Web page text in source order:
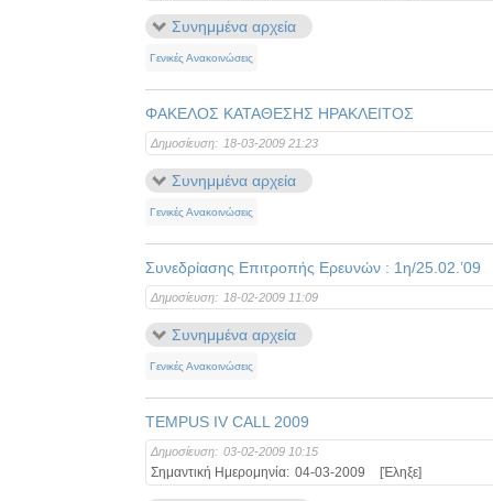
Συνημμένα αρχεία
Γενικές Ανακοινώσεις
ΦΑΚΕΛΟΣ ΚΑΤΑΘΕΣΗΣ ΗΡΑΚΛΕΙΤΟΣ
Δημοσίευση: 18-03-2009 21:23
Συνημμένα αρχεία
Γενικές Ανακοινώσεις
Συνεδρίασης Επιτροπής Ερευνών : 1η/25.02.’09
Δημοσίευση: 18-02-2009 11:09
Συνημμένα αρχεία
Γενικές Ανακοινώσεις
TEMPUS IV CALL 2009
Δημοσίευση: 03-02-2009 10:15
Σημαντική Ημερομηνία: 04-03-2009 [Έληξε]